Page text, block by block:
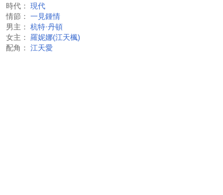
時代：
現代
情節：
一見鍾情
男主：
杭特·丹頓
女主：
羅妮娜(江天楓)
配角：
江天愛